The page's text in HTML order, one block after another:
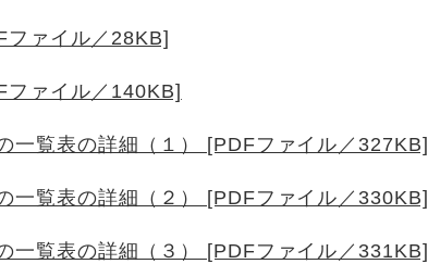
ファイル／28KB]
ファイル／140KB]
一覧表の詳細（１） [PDFファイル／327KB]
一覧表の詳細（２） [PDFファイル／330KB]
一覧表の詳細（３） [PDFファイル／331KB]